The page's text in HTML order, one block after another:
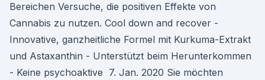
Bereichen Versuche, die positiven Effekte von
Cannabis zu nutzen. Cool down and recover -
Innovative, ganzheitliche Formel mit Kurkuma-Extrakt
und Astaxanthin - Unterstützt beim Herunterkommen
- Keine psychoaktive 7. Jan. 2020 Sie möchten